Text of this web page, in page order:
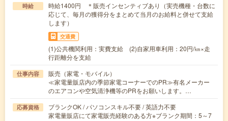
時給
時給1400円 ＊販売インセンティブあり（実売機種・台数に
応じて、毎月の獲得分をまとめて当月のお給料と併せて支給
します）
交通費
(1)公共機関利用：実費支給 (2)自家用車利用：20円/㎞×走
行距離分を支給
仕事内容
販売（家電・モバイル）
≪家電量販店内の季節家電コーナーでのPR≫有名メーカー
のエアコンや空気清浄機等のPRをお願いします。…
応募資格
ブランクOK / パソコンスキル不要 / 英語力不要
家電量販店にて家電販売経験のある方※ブランク期間：5～7